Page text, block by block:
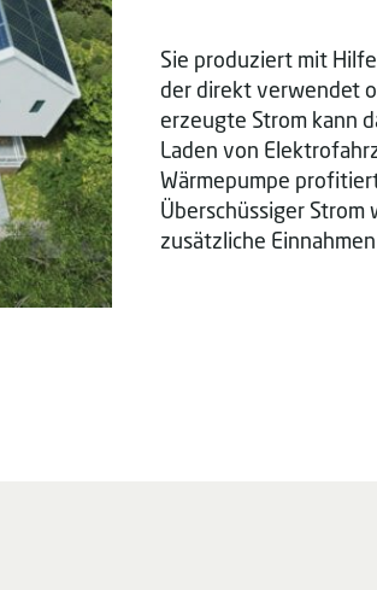
Sie produziert mit
der direkt verwendet
erzeugte Strom kann
Laden von
Wärmepumpe
Überschüssiger
zusätzliche